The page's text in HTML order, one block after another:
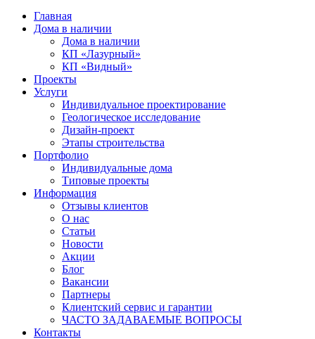
Главная
Дома в наличии
Дома в наличии
КП «Лазурный»
КП «Видный»
Проекты
Услуги
Индивидуальное проектирование
Геологическое исследование
Дизайн-проект
Этапы строительства
Портфолио
Индивидуальные дома
Типовые проекты
Информация
Отзывы клиентов
О нас
Статьи
Новости
Акции
Блог
Вакансии
Партнеры
Клиентский сервис и гарантии
ЧАСТО ЗАДАВАЕМЫЕ ВОПРОСЫ
Контакты